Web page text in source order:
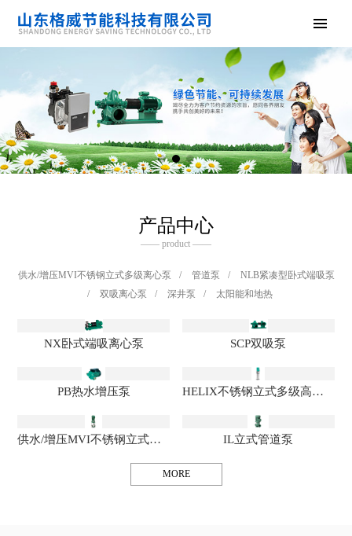
产品中心
—— product ——
供水/增压MVI不锈钢立式多级离心泵 / 管道泵 /
NLB紧凑型卧式端吸泵
/
双吸离心泵 / 深井泵 / 太阳能和地热
NX卧式端吸离心泵 SCP双吸泵
PB热水增压泵 HELIX不锈钢立式多级高效离心泵
供水/增压MVI不锈钢立式多级离心泵 IL立式管道泵
MORE